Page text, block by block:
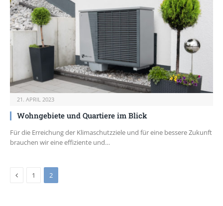
21. APRIL 2023
Wohngebiete und Quartiere im Blick
Für die Erreichung der Klimaschutzziele und für eine bessere Zukunft
brauchen wir eine effiziente und…
Previous
1 2